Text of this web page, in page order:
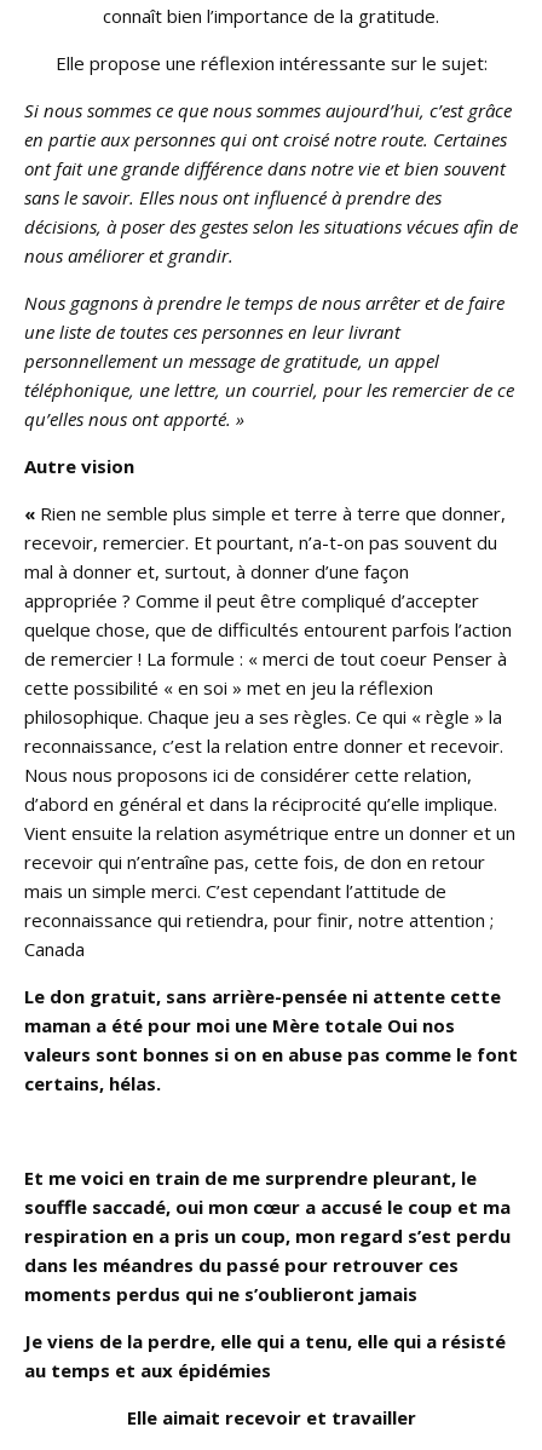
connaît bien l’importance de la gratitude.
Elle propose une réflexion intéressante sur le sujet:
Si nous sommes ce que nous sommes aujourd’hui, c’est grâce
en partie aux personnes qui ont croisé notre route. Certaines
ont fait une grande différence dans notre vie et bien souvent
sans le savoir. Elles nous ont influencé à prendre des
décisions, à poser des gestes selon les situations vécues afin de
nous améliorer et grandir.
Nous gagnons à prendre le temps de nous arrêter et de faire
une liste de toutes ces personnes en leur livrant
personnellement un message de gratitude, un appel
téléphonique, une lettre, un courriel, pour les remercier de ce
qu’elles nous ont apporté. »
Autre vision
« Rien ne semble plus simple et terre à terre que donner,
recevoir, remercier. Et pourtant, n’a-t-on pas souvent du
mal à donner et, surtout, à donner d’une façon
appropriée ? Comme il peut être compliqué d’accepter
quelque chose, que de difficultés entourent parfois l’action
de remercier ! La formule : « merci de tout coeur Penser à
cette possibilité « en soi » met en jeu la réflexion
philosophique. Chaque jeu a ses règles. Ce qui « règle » la
reconnaissance, c’est la relation entre donner et recevoir.
Nous nous proposons ici de considérer cette relation,
d’abord en général et dans la réciprocité qu’elle implique.
Vient ensuite la relation asymétrique entre un donner et un
recevoir qui n’entraîne pas, cette fois, de don en retour
mais un simple merci. C’est cependant l’attitude de
reconnaissance qui retiendra, pour finir, notre attention ;
Canada
Le don gratuit, sans arrière-pensée ni attente cette
maman a été pour moi une Mère totale Oui nos
valeurs sont bonnes si on en abuse pas comme le font
certains, hélas.
Et me voici en train de me surprendre pleurant, le
souffle saccadé, oui mon cœur a accusé le coup et ma
respiration en a pris un coup, mon regard s’est perdu
dans les méandres du passé pour retrouver ces
moments perdus qui ne s’oublieront jamais
Je viens de la perdre, elle qui a tenu, elle qui a résisté
au temps et aux épidémies
Elle aimait recevoir et travailler